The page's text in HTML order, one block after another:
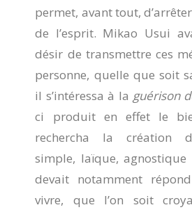
permet, avant tout,
de l’esprit. Mikao Usui
désir de transmettre ces
personne, quelle que soit
il s’intéressa à la guérison
ci produit en effet le
rechercha la création
simple, laïque, agnostique
devait notamment
vivre, que l’on soit